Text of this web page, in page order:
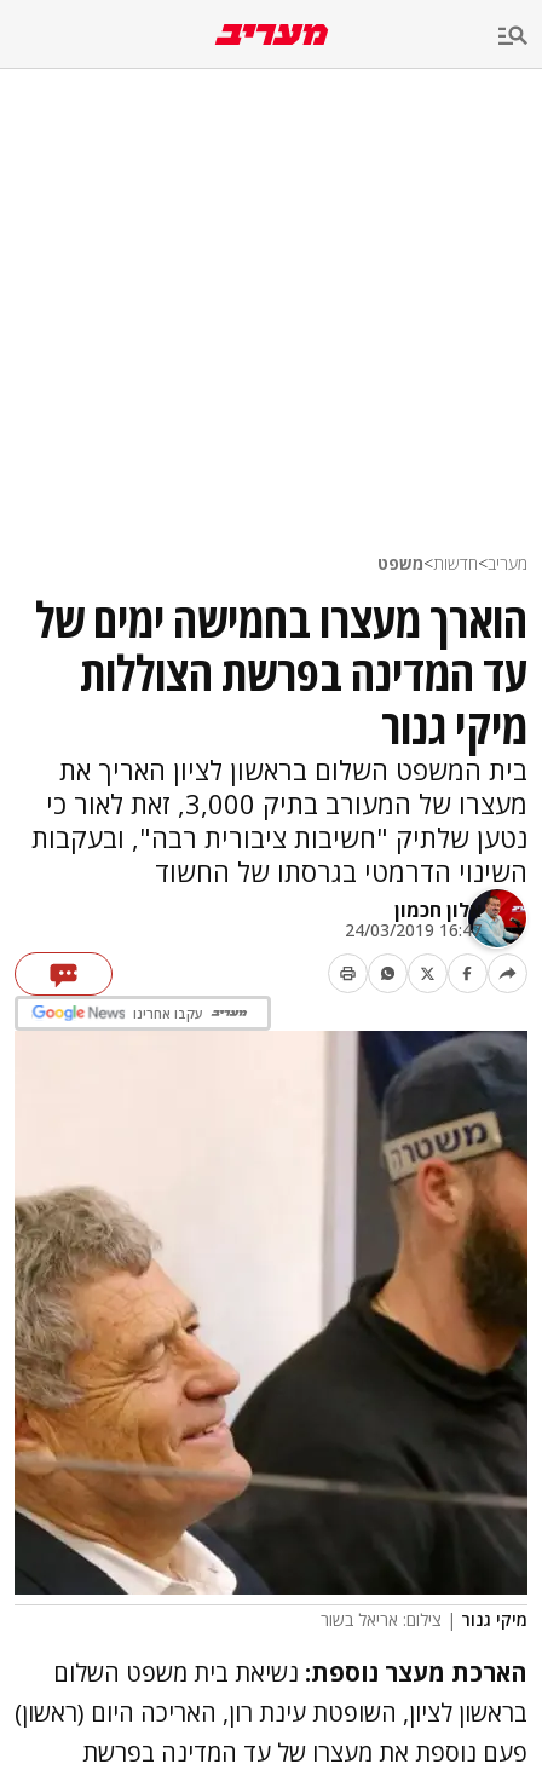
מעריב>חדשות>משפט
הוארך מעצרו בחמישה ימים של
עד המדינה בפרשת הצוללות
מיקי גנור
בית המשפט השלום בראשון לציון האריך את
מעצרו של המעורב בתיק 3,000, זאת לאור כי
נטען שלתיק "חשיבות ציבורית רבה", ובעקבות
השינוי הדרמטי בגרסתו של החשוד
אלון חכמון
16:47 24/03/2019
עקבו אחרינו
מיקי גנור | צילום: אריאל בשור
הארכת מעצר נוספת: נשיאת בית משפט השלום
בראשון לציון, השופטת עינת רון, האריכה היום (ראשון)
פעם נוספת את מעצרו של עד המדינה בפרשת